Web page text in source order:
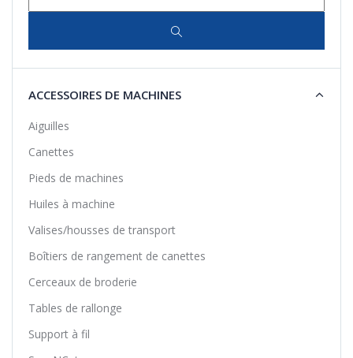
ACCESSOIRES DE MACHINES
Aiguilles
Canettes
Pieds de machines
Huiles à machine
Valises/housses de transport
Boîtiers de rangement de canettes
Cerceaux de broderie
Tables de rallonge
Support à fil